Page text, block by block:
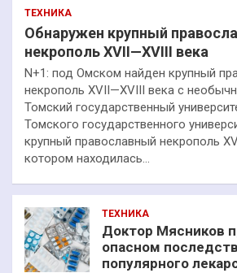
ТЕХНИКА
Обнаружен крупный
некрополь XVII—XVIII века
N+1: под Омском найден крупный
некрополь XVII—XVIII века с
Томский государственный
Томского государственного
крупный православный некрополь
котором находилась…
ТЕХНИКА
Доктор Мясников
опасном
популярного